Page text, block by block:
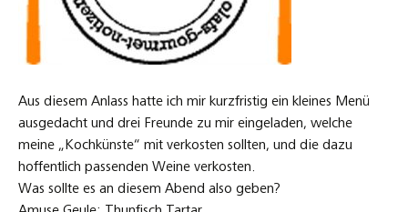
Aus diesem Anlass hatte ich mir kurzfristig ein kleines Menü
ausgedacht und drei Freunde zu mir eingeladen, welche
meine „Kochkünste“ mit verkosten sollten, und die dazu
hoffentlich passenden Weine verkosten.
Was sollte es an diesem Abend also geben?